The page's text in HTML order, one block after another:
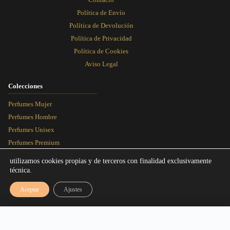
Política de Envío
Política de Devolución
Política de Privacidad
Política de Cookies
Aviso Legal
Colecciones
Perfumes Mujer
Perfumes Hombre
Perfumes Unisex
Perfumes Premium
Artículos
Equivalencias
utilizamos cookies propias y de terceros con finalidad exclusivamente
técnica.
Aceptar Ajustes